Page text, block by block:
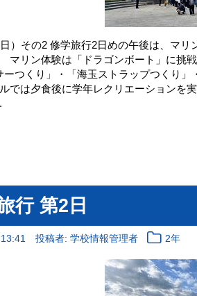
）その2 修学旅行2日めの午後は、マ
リン体験は「ドラゴンボート」に
ーつくり」・「海玉ストラップつくり」
食後に学年レクリエーションを実施
行 第2日
投稿者: 学校情報管理者 2年